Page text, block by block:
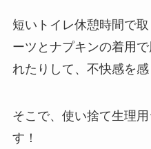
短いトイレ休憩時間で
ーツとナプキンの着用
れたりして、不快感を感
そこで、使い捨て生理
す！